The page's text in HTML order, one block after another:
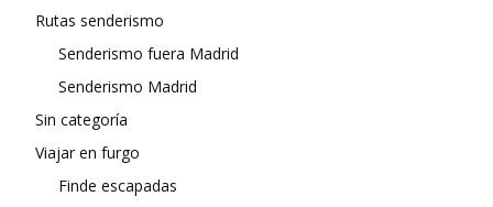
Rutas senderismo
Senderismo fuera Madrid
Senderismo Madrid
Sin categoría
Viajar en furgo
Finde escapadas